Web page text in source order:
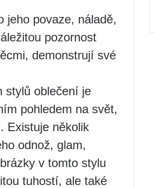
jeho povaze, náladě,
pozornost
demonstrují své
stylů oblečení je
pohledem na svět,
Existuje několik
odnož, glam,
v tomto stylu
tuhostí, ale také